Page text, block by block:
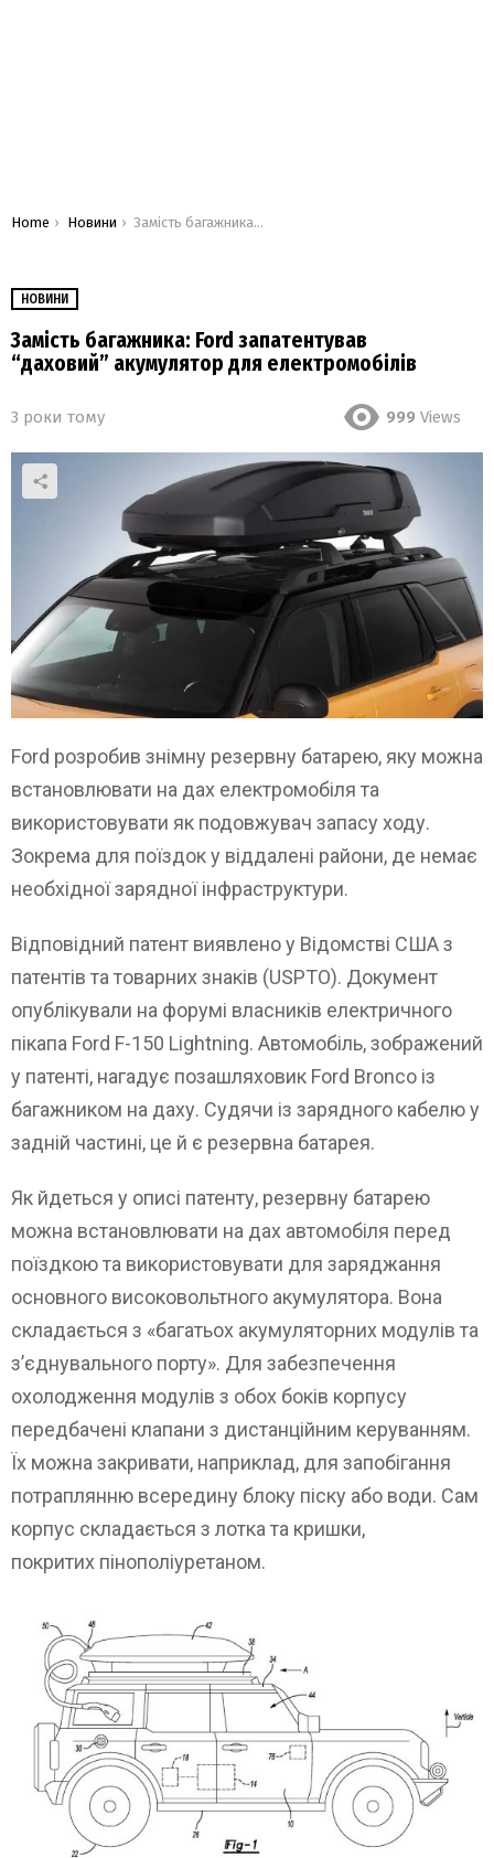
You are here:
Home Новини Замість багажника: Ford запатентував “даховий” акумулятор для електромобілів
НОВИНИ
Замість багажника: Ford запатентував
“даховий” акумулятор для електромобілів
3 роки тому 999 Views
Ford розробив знімну резервну батарею, яку можна
встановлювати на дах електромобіля та
використовувати як подовжувач запасу ходу.
Зокрема для поїздок у віддалені райони, де немає
необхідної зарядної інфраструктури.
Відповідний патент виявлено у Відомстві США з
патентів та товарних знаків (USPTO). Документ
опублікували на форумі власників електричного
пікапа Ford F-150 Lightning. Автомобіль, зображений
у патенті, нагадує позашляховик Ford Bronco із
багажником на даху. Судячи із зарядного кабелю у
задній частині, це й є резервна батарея.
Як йдеться у описі патенту, резервну батарею
можна встановлювати на дах автомобіля перед
поїздкою та використовувати для заряджання
основного високовольтного акумулятора. Вона
складається з «багатьох акумуляторних модулів та
з’єднувального порту». Для забезпечення
охолодження модулів з обох боків корпусу
передбачені клапани з дистанційним керуванням.
Їх можна закривати, наприклад, для запобігання
потраплянню всередину блоку піску або води. Сам
корпус складається з лотка та кришки,
покритих пінополіуретаном.